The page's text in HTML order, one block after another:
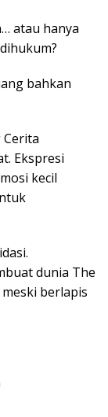
atau hanya
bahkan
Ekspresi
kecil
dunia The
berlapis